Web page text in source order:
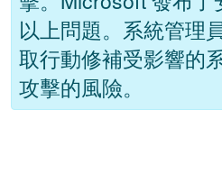
以上問題。系統管理
取行動修補受影響的
攻擊的風險。